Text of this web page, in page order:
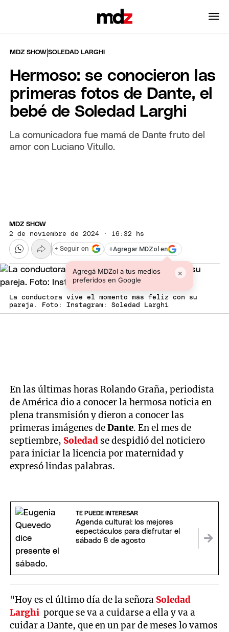
MDZ SHOW |SOLEDAD LARGHI
Hermoso: se conocieron las
primeras fotos de Dante, el
bebé de Soledad Larghi
La comunicadora fue mamá de Dante fruto del
amor con Luciano Vitullo.
MDZ SHOW
2 de noviembre de 2024 · 16:32 hs
+Agregar MDZol en
Agregá MDZol a tus medios
preferidos en Google
×
+ Seguir en
La conductora vive el momento más feliz con su
pareja. Foto: Instagram: Soledad Larghi
En las últimas horas Rolando Graña, periodista
de América dio a conocer la hermosa noticia en
plena transmisión y dieron a conocer las
primeras imágenes deDante. En el mes de
septiembre, Soledad se despidió del noticiero
para iniciar la licencia por maternidad y
expresó lindas palabras.
TE PUEDE INTERESAR
Agenda cultural: los mejores
espectáculos para disfrutar el
sábado 8 de agosto
"Hoy es el último día de la señora Soledad
Larghi porque se va a cuidarse a ella y va a
cuidar a Dante, que en un par de meses lo vamos